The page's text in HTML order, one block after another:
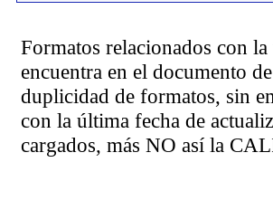
Formatos relacionados con
encuentra en el documento
duplicidad de formatos, sin
con la última fecha de
cargados, más NO así la